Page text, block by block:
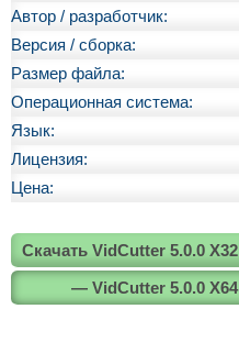
Автор / разработчик:
Версия / сборка:
Размер файла:
Операционная система:
Язык:
Лицензия:
Цена:
Скачать VidCutter 5.0.0 X32
— VidCutter 5.0.0 X64